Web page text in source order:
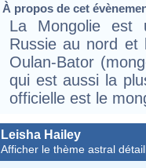
À propos de cet
La Mongolie est
Russie au nord et
Oulan-Bator
qui est aussi la
officielle est le
Leisha Hailey
Afficher le thème astral